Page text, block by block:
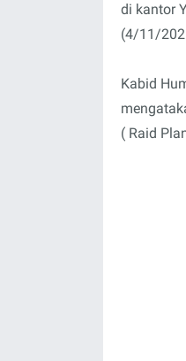
di kantor
(4/11/
Kabid
( Raid